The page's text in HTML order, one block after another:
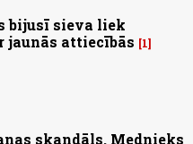
bijusī sieva liek
jaunās attiecībās
1
skandāls. Mednieks